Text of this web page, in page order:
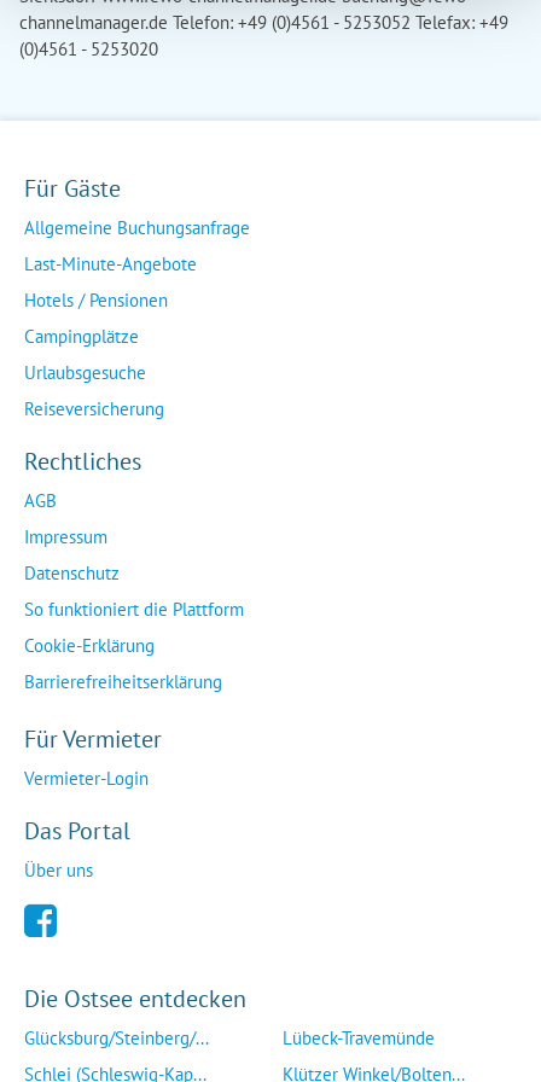
channelmanager.de Telefon: +49 (0)4561 - 5253052 Telefax: +49
(0)4561 - 5253020
Für Gäste
Allgemeine Buchungsanfrage
Last-Minute-Angebote
Hotels / Pensionen
Campingplätze
Urlaubsgesuche
Reiseversicherung
Rechtliches
AGB
Impressum
Datenschutz
So funktioniert die Plattform
Cookie-Erklärung
Barrierefreiheitserklärung
Für Vermieter
Vermieter-Login
Das Portal
Über uns
Die Ostsee entdecken
Glücksburg/Steinberg/...
Schlei (Schleswig-Kap...
Lübeck-Travemünde
Klützer Winkel/Bolten...